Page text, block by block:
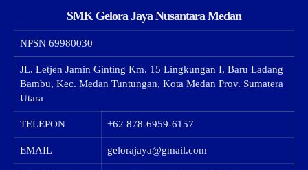
SMK Gelora Jaya Nusantara Medan
NPSN 69980030
JL. Letjen Jamin Ginting Km. 15 Lingkungan I, Baru Ladang
Bambu, Kec. Medan Tuntungan, Kota Medan Prov. Sumatera
Utara
TELEPON +62 878-6959-6157
EMAIL gelorajaya@gmail.com